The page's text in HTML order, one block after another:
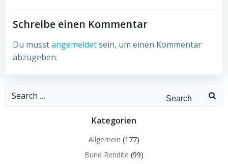
Schreibe einen Kommentar
Du musstangemeldetsein, um einen Kommentar
abzugeben.
Search
Kategorien
Allgemein (177)
Bund Rendite (99)